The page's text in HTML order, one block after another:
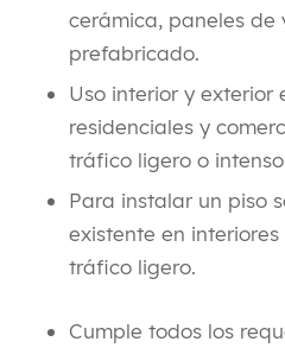
cerámica, paneles de
prefabricado.
Uso interior y exterior
residenciales y
tráfico ligero o
Para instalar un piso
existente en
tráfico ligero.
Cumple todos los